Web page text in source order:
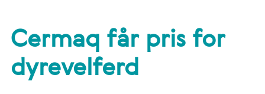
Cermaq får pris for
dyrevelferd